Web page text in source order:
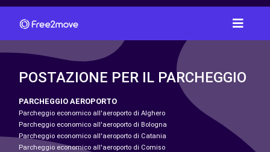
POSTAZIONE PER IL PARCHEGGIO
PARCHEGGIO AEROPORTO
Parcheggio economico all'aeroporto di Alghero
Parcheggio economico all'aeroporto di Bologna
Parcheggio economico all'aeroporto di Catania
Parcheggio economico all'aeroporto di Comiso